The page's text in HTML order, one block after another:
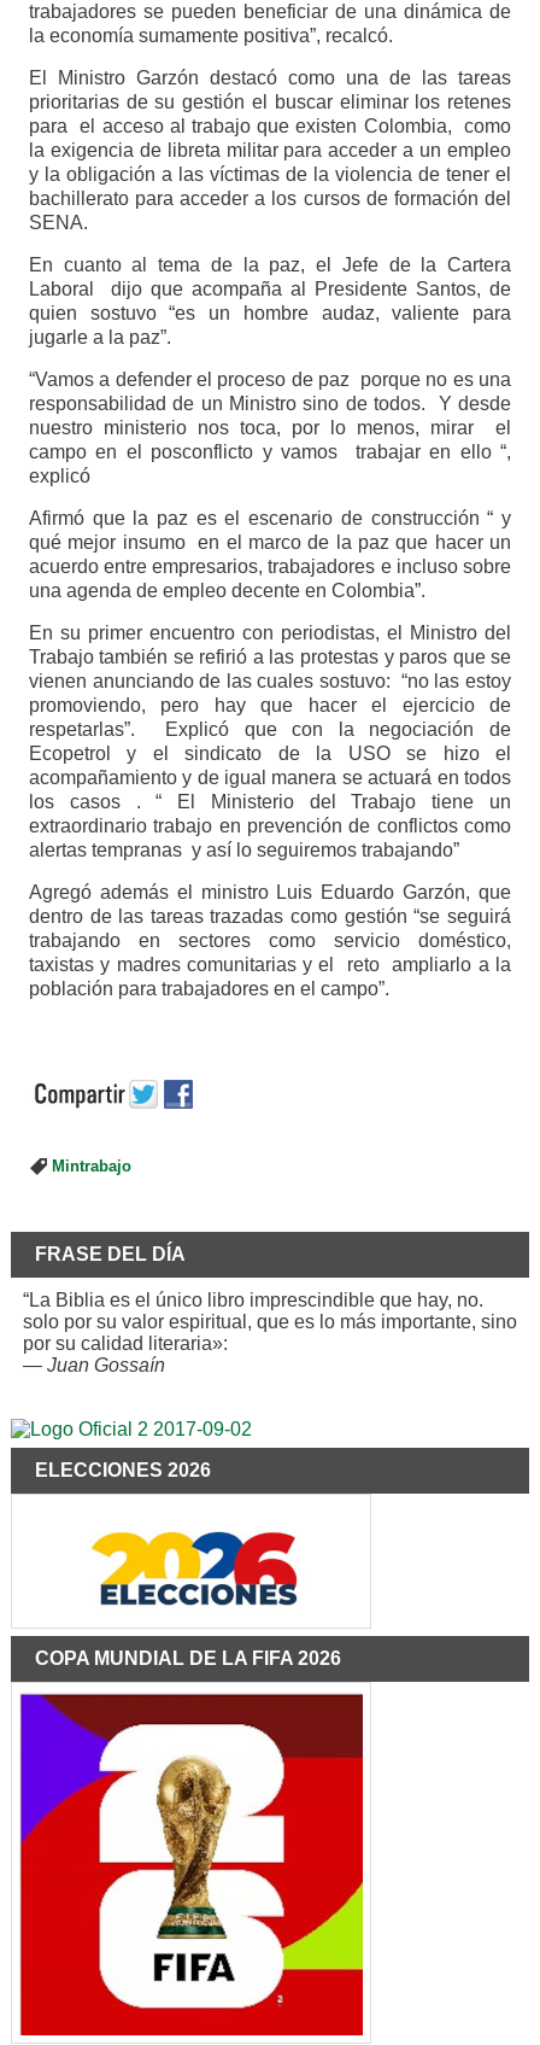
trabajadores se pueden beneficiar de una dinámica de
la economía sumamente positiva”, recalcó.
El Ministro Garzón destacó como una de las tareas
prioritarias de su gestión el buscar eliminar los retenes
para el acceso al trabajo que existen Colombia, como
la exigencia de libreta militar para acceder a un empleo
y la obligación a las víctimas de la violencia de tener el
bachillerato para acceder a los cursos de formación del
SENA.
En cuanto al tema de la paz, el Jefe de la Cartera
Laboral dijo que acompaña al Presidente Santos, de
quien sostuvo “es un hombre audaz, valiente para
jugarle a la paz”.
“Vamos a defender el proceso de paz porque no es una
responsabilidad de un Ministro sino de todos. Y desde
nuestro ministerio nos toca, por lo menos, mirar el
campo en el posconflicto y vamos trabajar en ello “,
explicó
Afirmó que la paz es el escenario de construcción “ y
qué mejor insumo en el marco de la paz que hacer un
acuerdo entre empresarios, trabajadores e incluso sobre
una agenda de empleo decente en Colombia”.
En su primer encuentro con periodistas, el Ministro del
Trabajo también se refirió a las protestas y paros que se
vienen anunciando de las cuales sostuvo: “no las estoy
promoviendo, pero hay que hacer el ejercicio de
respetarlas”. Explicó que con la negociación de
Ecopetrol y el sindicato de la USO se hizo el
acompañamiento y de igual manera se actuará en todos
los casos . “ El Ministerio del Trabajo tiene un
extraordinario trabajo en prevención de conflictos como
alertas tempranas y así lo seguiremos trabajando”
Agregó además el ministro Luis Eduardo Garzón, que
dentro de las tareas trazadas como gestión “se seguirá
trabajando en sectores como servicio doméstico,
taxistas y madres comunitarias y el reto ampliarlo a la
población para trabajadores en el campo”.
Mintrabajo
FRASE DEL DÍA
“La Biblia es el único libro imprescindible que hay, no.
solo por su valor espiritual, que es lo más importante, sino
por su calidad literaria»:
— Juan Gossaín
ELECCIONES 2026
COPA MUNDIAL DE LA FIFA 2026